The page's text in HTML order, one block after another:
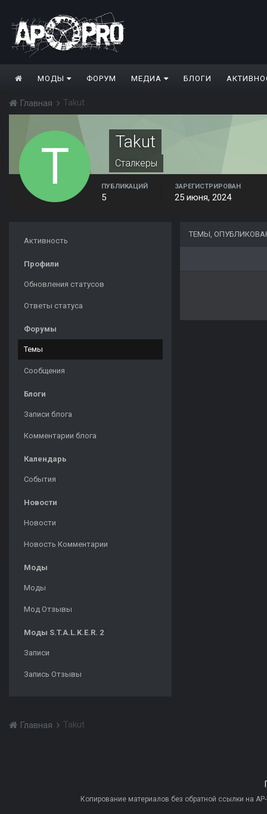
МОДЫ ФОРУМ МЕДИА БЛОГИ
Главная Takut
Takut
Сталкеры
ПУБЛИКАЦИЙ
5
ЗАРЕГИСТРИРОВАН
25 июня, 2024
Активность
Профили
Обновления статусов
Ответы статуса
Форумы
Темы
Сообщения
Блоги
Записи блога
Комментарии блога
Календарь
События
Новости
Новости
Новость Комментарии
Моды
Моды
Мод Отзывы
Моды S.T.A.L.K.E.R. 2
Записи
Запись Отзывы
ТЕМЫ,
Главная Takut
Копирование материалов без обратной ссылки на